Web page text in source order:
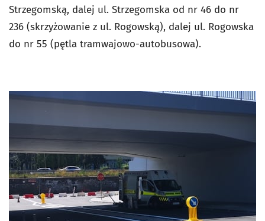
Strzegomską, dalej ul. Strzegomska od nr 46 do nr
236 (skrzyżowanie z ul. Rogowską), dalej ul. Rogowska
do nr 55 (pętla tramwajowo-autobusowa).